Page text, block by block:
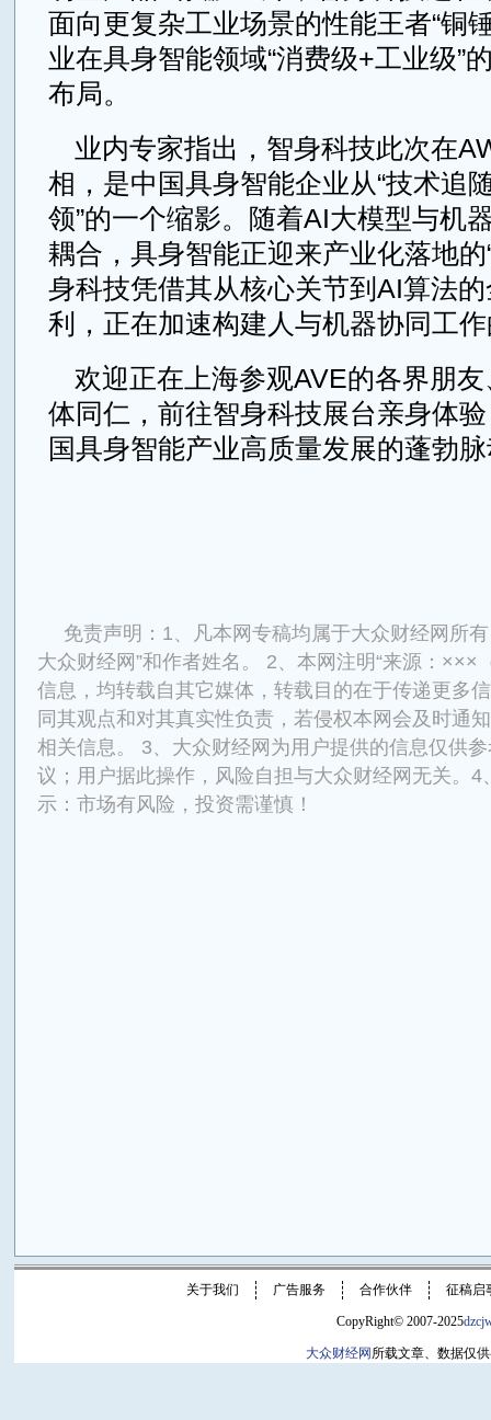
面向更复杂工业场景的性能王者“铜
业在具身智能领域“消费级+工业级”
布局。
业内专家指出，智身科技此次在
相，是中国具身智能企业从“技术追
领”的一个缩影。随着AI大模型与机
耦合，具身智能正迎来产业化落地的
身科技凭借其从核心关节到AI算法
利，正在加速构建人与机器协同工
欢迎正在上海参观AVE的各界朋
体同仁，前往智身科技展台亲身体
国具身智能产业高质量发展的蓬勃
免责声明：1、凡本网专稿均属于大众财经网所
大众财经网”和作者姓名。 2、本网注明“来源：×××
信息，均转载自其它媒体，转载目的在于传递更多
同其观点和对其真实性负责，若侵权本网会及时通
相关信息。 3、大众财经网为用户提供的信息仅供
议；用户据此操作，风险自担与大众财经网无关。4
示：市场有风险，投资需谨慎！
关于我们 广告服务 合作伙伴 征稿启
CopyRight© 2007-2025
大众财经网 所载文章、数据仅